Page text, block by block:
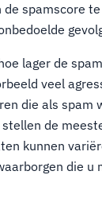
spamscore
lager de
veel
die als spam
de
kunnen
die u